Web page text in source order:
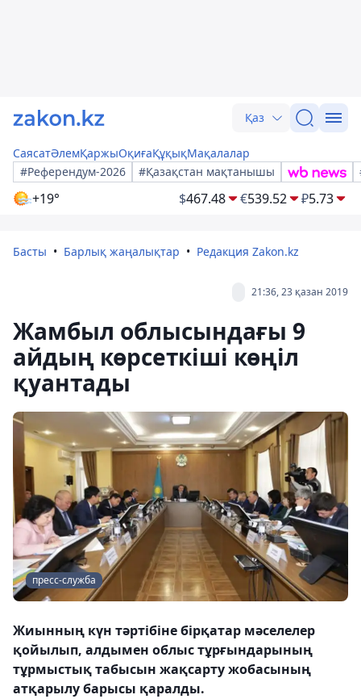
Қаз
СаясатӘлемҚаржыОқиғаҚұқықМақалалар
#Референдум-2026
#Қазақстан мақтанышы
+19° $467.48 €539.52 ₽5.73
Басты Барлық жаңалықтар Редакция Zakon.kz
21:36, 23 қазан 2019
Жамбыл облысындағы 9
айдың көрсеткіші көңіл
қуантады
пресс-служба
Жиынның күн тәртібіне бірқатар мәселелер
қойылып, алдымен облыс тұрғындарының
тұрмыстық табысын жақсарту жобасының
атқарылу барысы қаралды.